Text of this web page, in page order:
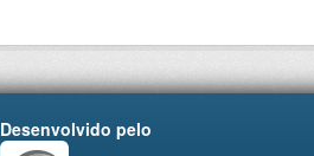
Desenvolvido pelo